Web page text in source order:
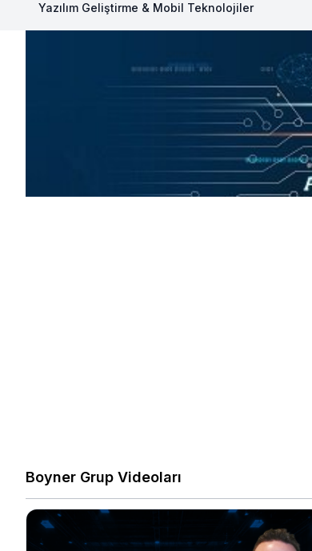
Yazılım Geliştirme & Mobil Teknolojiler
Boyner Grup Videoları